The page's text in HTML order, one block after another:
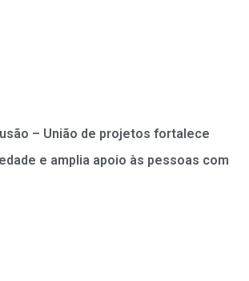
– União de projetos fortalece
e amplia apoio às pessoas com